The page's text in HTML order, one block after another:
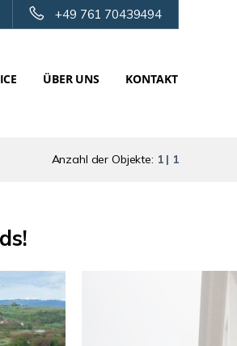
+49 761 70439494
ÜBER UNS KONTAKT
Anzahl der Objekte: 1 | 1